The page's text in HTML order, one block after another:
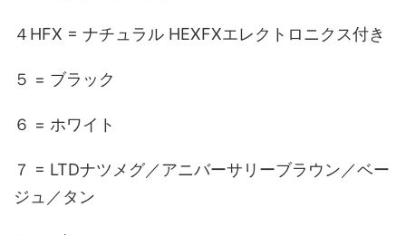
４HFX = ナチュラル HEXFXエレクトロニクス付き
５ = ブラック
６ = ホワイト
７ = LTDナツメグ／アニバーサリーブラウン／ベー
ジュ／タン